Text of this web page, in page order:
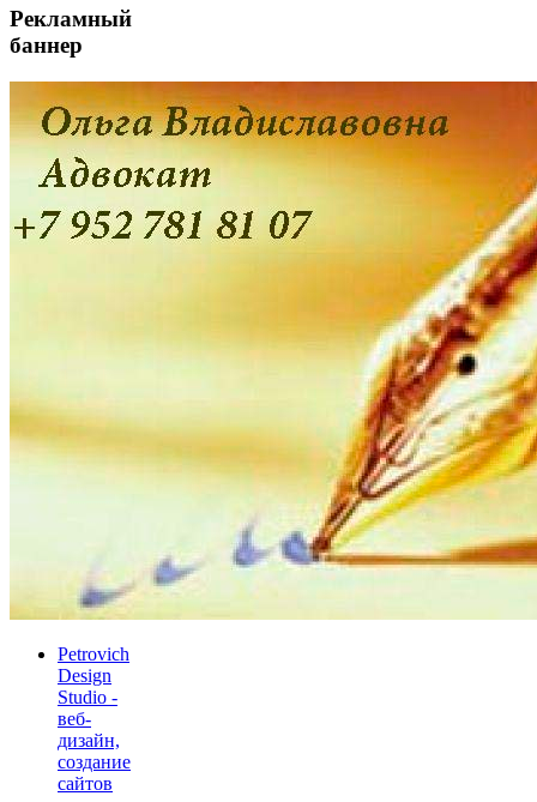
Рекламный
баннер
Petrovich
Design
Studio -
веб-
дизайн,
создание
сайтов